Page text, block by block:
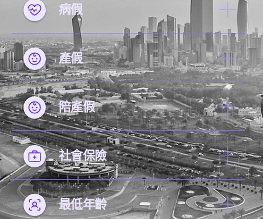
病假
產假
陪產假
社會保險
最低年齡